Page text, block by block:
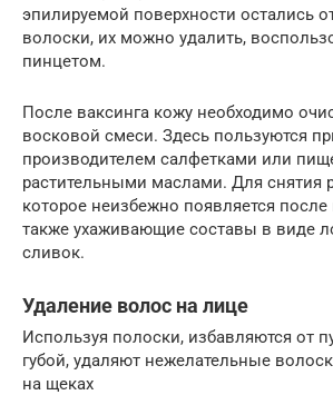
эпилируемой поверхности остались
волоски, их можно удалить,
пинцетом.
После ваксинга кожу необходимо
восковой смеси. Здесь пользуются
производителем салфетками или
растительными маслами. Для снятия
которое неизбежно появляется после
также ухаживающие составы в виде
сливок.
Удаление волос на лице
Используя полоски, избавляются от
губой, удаляют нежелательные
на щеках